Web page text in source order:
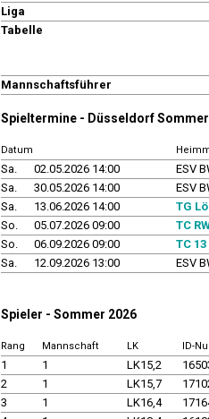
Liga
Tabelle
Mannschaftsführer
Spieltermine - Düsseldorf
Datum
Sa. 02.05.2026 14:00
ESV
Sa.
30.05.2026 14:00
ESV
Sa.
13.06.2026 14:00
TG
So.
05.07.2026 09:00
TC
So.
06.09.2026 09:00
TC
Sa.
12.09.2026 13:00 ESV
Spieler - Sommer 2026
Rang Mannschaft LK ID-
1 1 LK15,2
2
1 LK15,7
3
1 LK16,4